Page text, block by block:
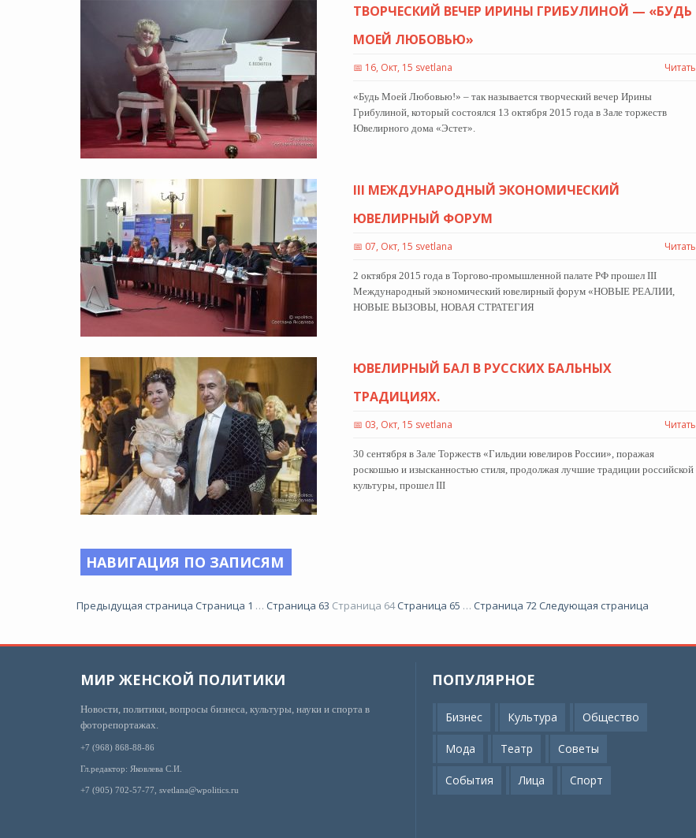
ТВОРЧЕСКИЙ ВЕЧЕР ИРИНЫ ГРИБУЛИНОЙ — «БУДЬ
МОЕЙ ЛЮБОВЬЮ»
📅 16, Окт, 15 svetlana Читать
«Будь Моей Любовью!» – так называется творческий вечер Ирины
Грибулиной, который состоялся 13 октября 2015 года в Зале торжеств
Ювелирного дома «Эстет».
III МЕЖДУНАРОДНЫЙ ЭКОНОМИЧЕСКИЙ
ЮВЕЛИРНЫЙ ФОРУМ
📅 07, Окт, 15 svetlana Читать
2 октября 2015 года в Торгово-промышленной палате РФ прошел III
Международный экономический ювелирный форум «НОВЫЕ РЕАЛИИ,
НОВЫЕ ВЫЗОВЫ, НОВАЯ СТРАТЕГИЯ
ЮВЕЛИРНЫЙ БАЛ В РУССКИХ БАЛЬНЫХ
ТРАДИЦИЯХ.
📅 03, Окт, 15 svetlana Читать
30 сентября в Зале Торжеств «Гильдии ювелиров России», поражая
роскошью и изысканностью стиля, продолжая лучшие традиции российской
культуры, прошел III
НАВИГАЦИЯ ПО ЗАПИСЯМ
Предыдущая страница Страница 1 … Страница 63 Страница 64Страница 65 … Страница 72Следующая страница
МИР ЖЕНСКОЙ ПОЛИТИКИ
Новости, политики, вопросы бизнеса, культуры, науки и спорта в
фоторепортажах.
+7 (968) 868-88-86
Гл.редактор: Яковлева С.И.
+7 (905) 702-57-77, svetlana@wpolitics.ru
ПОПУЛЯРНОЕ
Бизнес Культура Общество
Мода Театр Советы
События Лица Спорт